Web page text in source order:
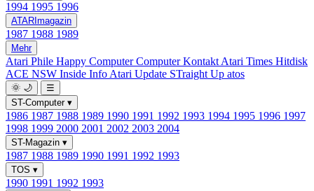
1994 1995 1996
ATARImagazin
1987 1988 1989
Mehr
Atari Phile Happy ComputerComputer Kontakt Atari Times Hitdisk
ACE NSW Inside Info Atari Update STraight Up atos
🌞 🌙
☰
ST-Computer ▾
1986 1987 1988 1989 1990 1991 1992 1993 1994 1995 1996 1997
1998 1999 2000 2001 2002 2003 2004
ST-Magazin ▾
1987 1988 1989 1990 1991 1992 1993
TOS ▾
1990 1991 1992 1993